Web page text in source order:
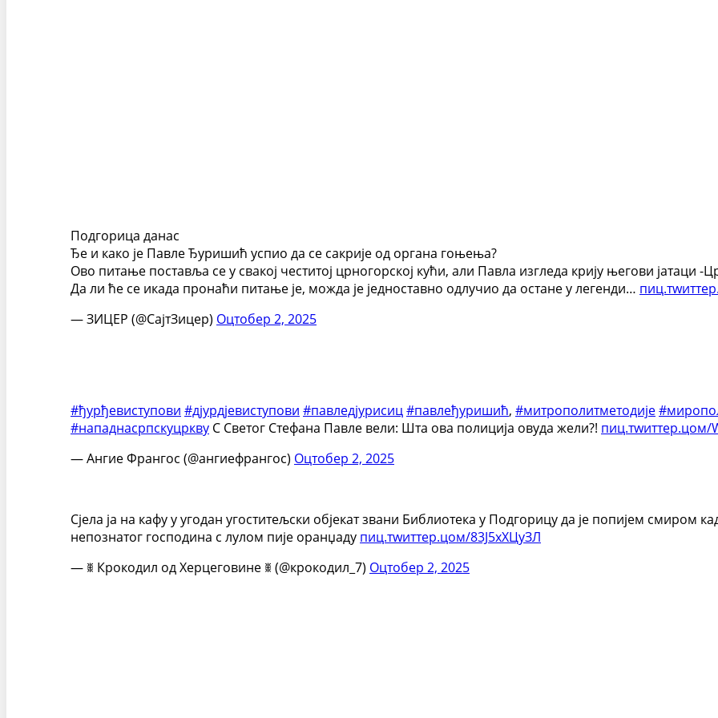
Подгорица данас
Ђе и како је Павле Ђуришић успио да се сакрије од органа гоњења?
Ово питање поставља се у свакој честитој црногорској кући, али Павла изгледа крију његови јатаци -
Да ли ће се икада пронаћи питање је, можда је једноставно одлучио да остане у легенди…
— ЗИЦЕР (@СајтЗицер) Оцтобер 2, 2025
#ђурђевиступови #дјурдјевиступови #павледјурисиц#павлеђуришић, #митрополитметодије
#нападнасрпскуцркву С Светог Стефана Павле вели: Шта ова полиција овуда жели?! пиц.тwиттер.цом/
— Ангие Франгос (@ангиефрангос) Оцтобер 2, 2025
Сјела ја на кафу у угодан угоститељски објекат звани Библиотека у Подгорицу да је попијем смиром
непознатог господина с лулом пије оранџаду пиц.тwиттер.цом/83Ј5хХЦyЗЛ
— ꒌ Крокодил од Херцеговине ꒌ (@крокодил_7) Оцтобер 2, 2025